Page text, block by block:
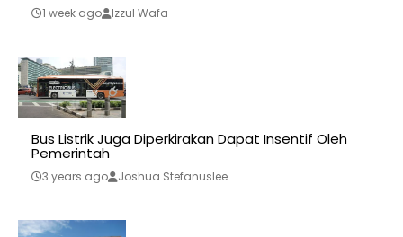
1 week ago Izzul Wafa
Bus Listrik Juga Diperkirakan Dapat Insentif Oleh
Pemerintah
3 years ago Joshua Stefanuslee